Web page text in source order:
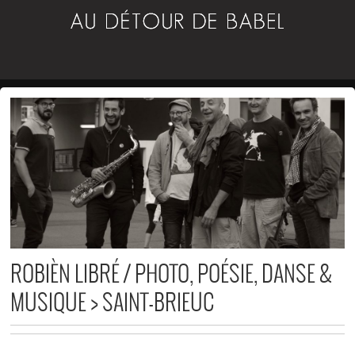
ROBIÈN LIBRÉ / PHOTO, POÉSIE, DANSE &
MUSIQUE > SAINT-BRIEUC